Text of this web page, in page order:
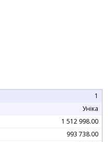
1
Уніка
1 512 998.00
993 738.00